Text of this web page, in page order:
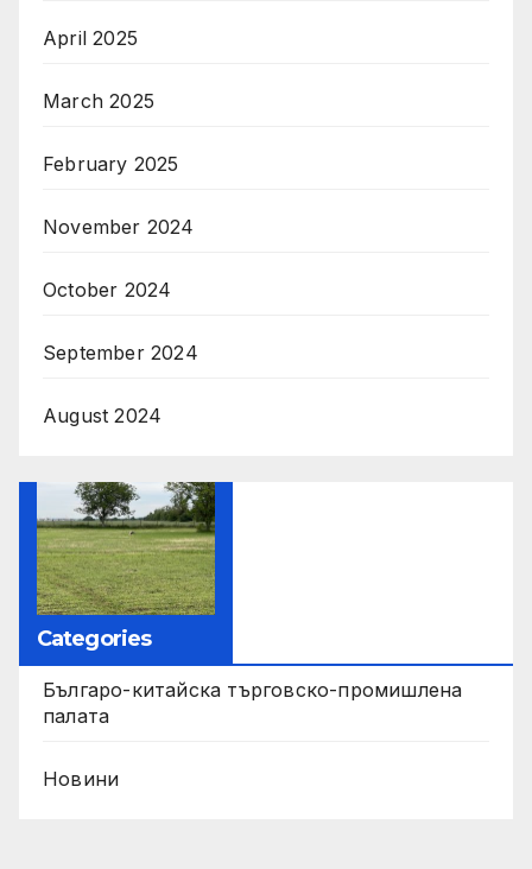
April 2025
March 2025
February 2025
November 2024
October 2024
September 2024
August 2024
Categories
Българо-китайска търговско-промишлена
палата
Новини